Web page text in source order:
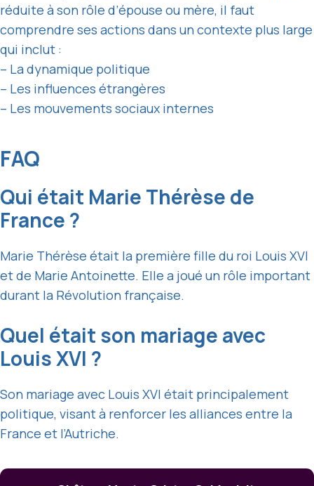
réduite à son rôle d’épouse ou mère, il faut
comprendre ses actions dans un contexte plus large
qui inclut :
– La dynamique politique
– Les influences étrangères
– Les mouvements sociaux internes
FAQ
Qui était Marie Thérèse de
France ?
Marie Thérèse était la première fille du roi Louis XVI
et de Marie Antoinette. Elle a joué un rôle important
durant la Révolution française.
Quel était son mariage avec
Louis XVI ?
Son mariage avec Louis XVI était principalement
politique, visant à renforcer les alliances entre la
France et l’Autriche.